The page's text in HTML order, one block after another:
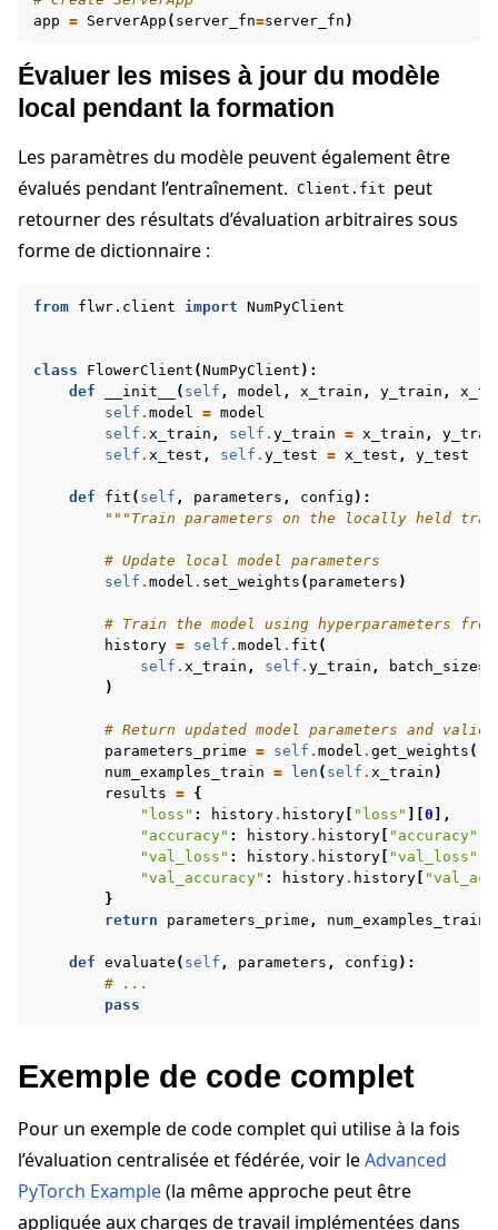
app = ServerApp ( server_fn=server_fn )
Évaluer les mises à jour du modèle
local pendant la formation
Les paramètres du modèle peuvent également être
évalués pendant l’entraînement. Client.fit peut
retourner des résultats d’évaluation arbitraires sous
forme de dictionnaire :
from flwr.client import NumPyClient
class FlowerClient (NumPyClient ):
def
__init__ ( self , model , x_train , y_train ,
self . model = model
self . x_train , self . y_train = x_train ,
self . x_test , self . y_test = x_test , y_test
def fit ( self , parameters , config ):
"""Train parameters on the locally held
# Update local model parameters
self . model . set_weights ( parameters )
# Train the model using hyperparameters
history = self . model . fit (
self . x_train , self . y_train , batch_size=
)
# Return updated model parameters and
parameters_prime = self . model . get_weights ()
num_examples_train = len ( self . x_train )
results = {
"loss" : history. history "loss" 0 ],
"accuracy" : history. history "accuracy"
"val_loss" : history. history "val_loss"
"val_accuracy" : history. history
}
return
parameters_prime , num_examples_train
def evaluate ( self , parameters , config ):
# ...
pass
Exemple de code complet
Pour un exemple de code complet qui utilise à la fois
l’évaluation centralisée et fédérée, voir leAdvanced
PyTorch Example(la même approche peut être
appliquée aux charges de travail implémentées dans